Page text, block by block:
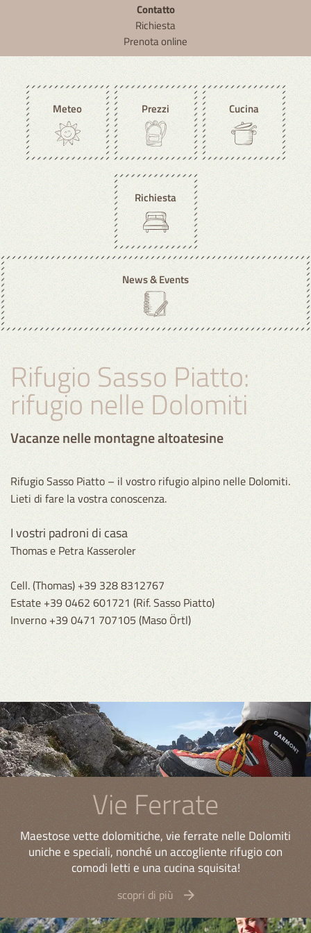
Contatto
Richiesta
Prenota online
Meteo Prezzi Cucina
Richiesta
News & Events
Rifugio Sasso Piatto:
rifugio nelle Dolomiti
Vacanze nelle montagne altoatesine
Rifugio Sasso Piatto – il vostro rifugio alpino nelle Dolomiti.
Lieti di fare la vostra conoscenza.
I vostri padroni di casa
Thomas e Petra Kasseroler
Cell. (Thomas) +39 328 8312767
Estate +39 0462 601721 (Rif. Sasso Piatto)
Inverno +39 0471 707105 (Maso Örtl)
Vie Ferrate
Maestose vette dolomitiche, vie ferrate nelle Dolomiti
uniche e speciali, nonché un accogliente rifugio con
comodi letti e una cucina squisita!
scopri di più